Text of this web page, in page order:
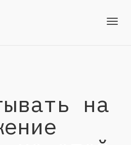
на